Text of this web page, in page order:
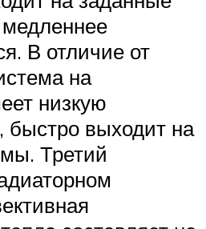
В отличие от
на
низкую
быстро выходит на
Третий